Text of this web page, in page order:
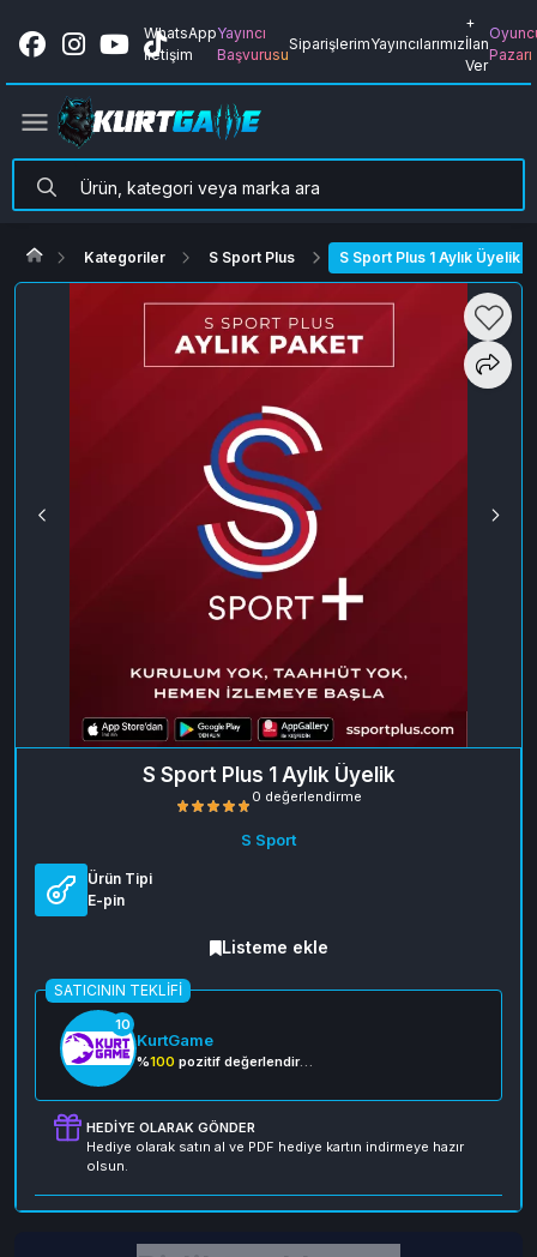
WhatsApp
İletişim
Yayıncı
Başvurusu
SiparişlerimYayıncılarımız
+
İlan
Ver
Pazarı
Kategoriler S Sport Plus S Sport Plus 1 Aylık Üyelik
S Sport Plus 1 Aylık Üyelik
0 değerlendirme
S Sport
Ürün Tipi
E-pin
Listeme ekle
SATICININ TEKLIFI
10
KurtGame
%100 pozitif değerlendirme
HEDIYE OLARAK GÖNDER
Hediye olarak satın al ve PDF hediye kartın indirmeye hazır
olsun.